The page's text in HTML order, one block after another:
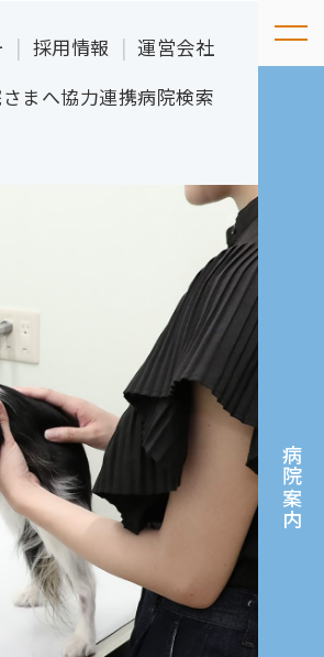
採用情報
運営会社
まへ協力連携病院検索
病院案内